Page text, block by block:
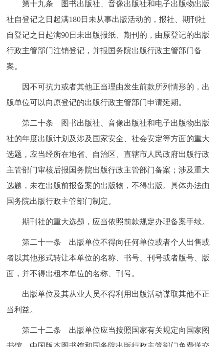
第十九条 图书出版社、音像出版社和电子出版物出版
社自登记之日起满180日未从事出版活动的，报社、期刊社
自登记之日起满90日未出版报纸、期刊的，由原登记的出版
行政主管部门注销登记，并报国务院出版行政主管部门备
案。
因不可抗力或者其他正当理由发生前款所列情形的，出
版单位可以向原登记的出版行政主管部门申请延期。
第二十条 图书出版社、音像出版社和电子出版物出版
社的年度出版计划及涉及国家安全、社会安定等方面的重大
选题，应当经所在地省、自治区、直辖市人民政府出版行政
主管部门审核后报国务院出版行政主管部门备案；涉及重大
选题，未在出版前报备案的出版物，不得出版。具体办法由
国务院出版行政主管部门制定。
期刊社的重大选题，应当依照前款规定办理备案手续。
第二十一条 出版单位不得向任何单位或者个人出售或
者以其他形式转让本单位的名称、书号、刊号或者版号、版
面，并不得出租本单位的名称、刊号。
出版单位及其从业人员不得利用出版活动谋取其他不正
当利益。
第二十二条 出版单位应当按照国家有关规定向国家图